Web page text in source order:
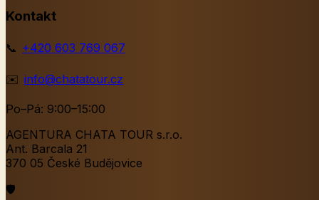
Kontakt
📞 +420 603 769 067
✉️ info@chatatour.cz
Po–Pá: 9:00–15:00
AGENTURA CHATA TOUR s.r.o.
Ant. Barcala 21
370 05 České Budějovice
🛡️